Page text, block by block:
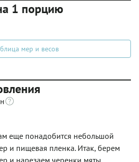
1 порцию
мер и весов
еще понадобится небольшой
и пищевая пленка. Итак, берем
и нарезаем черенки мяты